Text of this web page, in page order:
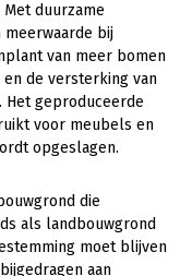
duurzame
bij
van meer bomen
de versterking van
geproduceerde
voor meubels en
opgeslagen.
die
als landbouwgrond
moet blijven
aan